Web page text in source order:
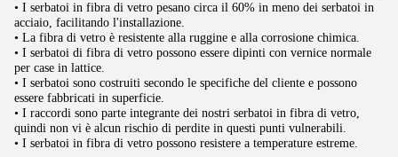
• I serbatoi in fibra di vetro pesano circa il 60% in meno dei serbatoi in
acciaio, facilitando l'installazione.
• La fibra di vetro è resistente alla ruggine e alla corrosione chimica.
• I serbatoi di fibra di vetro possono essere dipinti con vernice normale
per case in lattice.
• I serbatoi sono costruiti secondo le specifiche del cliente e possono
essere fabbricati in superficie.
• I raccordi sono parte integrante dei nostri serbatoi in fibra di vetro,
quindi non vi è alcun rischio di perdite in questi punti vulnerabili.
• I serbatoi in fibra di vetro possono resistere a temperature estreme.